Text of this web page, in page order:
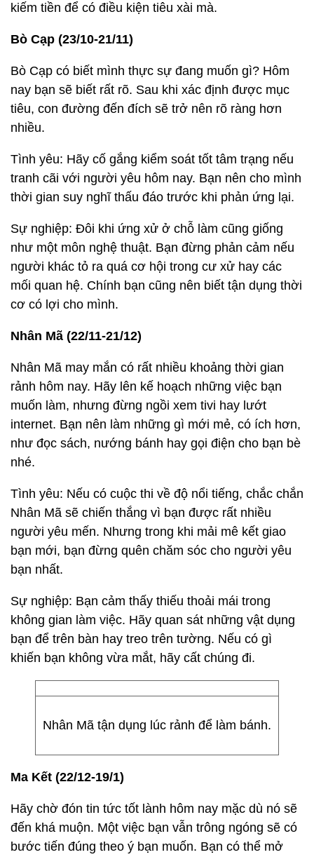
kiếm tiền để có điều kiện tiêu xài mà.
Bò Cạp (23/10-21/11)
Bò Cạp có biết mình thực sự đang muốn gì? Hôm
nay bạn sẽ biết rất rõ. Sau khi xác định được mục
tiêu, con đường đến đích sẽ trở nên rõ ràng hơn
nhiều.
Tình yêu: Hãy cố gắng kiểm soát tốt tâm trạng nếu
tranh cãi với người yêu hôm nay. Bạn nên cho mình
thời gian suy nghĩ thấu đáo trước khi phản ứng lại.
Sự nghiệp: Đôi khi ứng xử ở chỗ làm cũng giống
như một môn nghệ thuật. Bạn đừng phản cảm nếu
người khác tỏ ra quá cơ hội trong cư xử hay các
mối quan hệ. Chính bạn cũng nên biết tận dụng thời
cơ có lợi cho mình.
Nhân Mã (22/11-21/12)
Nhân Mã may mắn có rất nhiều khoảng thời gian
rảnh hôm nay. Hãy lên kế hoạch những việc bạn
muốn làm, nhưng đừng ngồi xem tivi hay lướt
internet. Bạn nên làm những gì mới mẻ, có ích hơn,
như đọc sách, nướng bánh hay gọi điện cho bạn bè
nhé.
Tình yêu: Nếu có cuộc thi về độ nổi tiếng, chắc chắn
Nhân Mã sẽ chiến thắng vì bạn được rất nhiều
người yêu mến. Nhưng trong khi mải mê kết giao
bạn mới, bạn đừng quên chăm sóc cho người yêu
bạn nhất.
Sự nghiệp: Bạn cảm thấy thiếu thoải mái trong
không gian làm việc. Hãy quan sát những vật dụng
bạn để trên bàn hay treo trên tường. Nếu có gì
khiến bạn không vừa mắt, hãy cất chúng đi.
Nhân Mã tận dụng lúc rảnh để làm bánh.
Ma Kết (22/12-19/1)
Hãy chờ đón tin tức tốt lành hôm nay mặc dù nó sẽ
đến khá muộn. Một việc bạn vẫn trông ngóng sẽ có
bước tiến đúng theo ý bạn muốn. Bạn có thể mở